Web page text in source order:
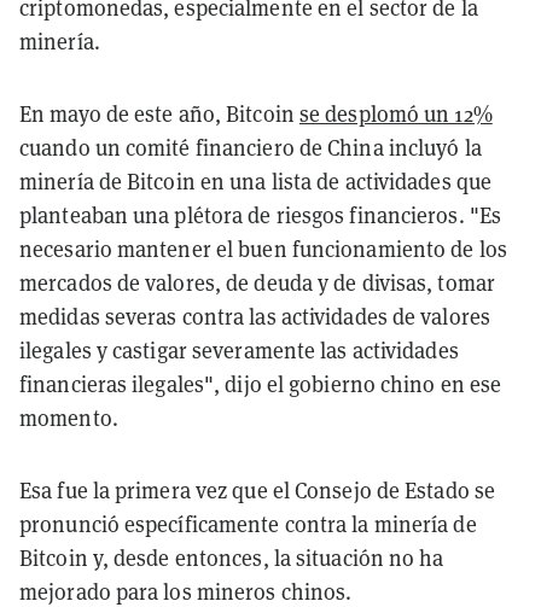
criptomonedas, especialmente en el sector de la
minería.
En mayo de este año, Bitcoin se desplomó un 12%
cuando un comité financiero de China incluyó la
minería de Bitcoin en una lista de actividades que
planteaban una plétora de riesgos financieros. "Es
necesario mantener el buen funcionamiento de los
mercados de valores, de deuda y de divisas, tomar
medidas severas contra las actividades de valores
ilegales y castigar severamente las actividades
financieras ilegales", dijo el gobierno chino en ese
momento.
Esa fue la primera vez que el Consejo de Estado se
pronunció específicamente contra la minería de
Bitcoin y, desde entonces, la situación no ha
mejorado para los mineros chinos.